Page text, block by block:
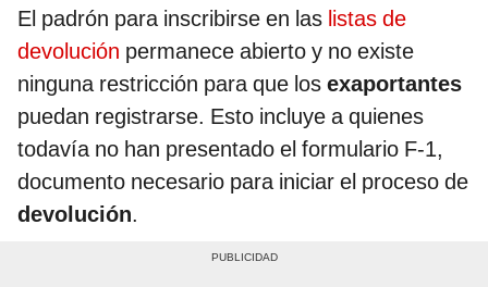
El padrón para inscribirse en las listas de
devolución permanece abierto y no existe
ninguna restricción para que los exaportantes
puedan registrarse. Esto incluye a quienes
todavía no han presentado el formulario F-1,
documento necesario para iniciar el proceso de
devolución.